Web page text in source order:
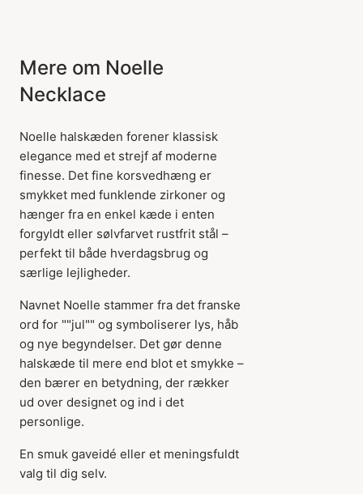
kurven
Mere om Noelle
Necklace
Noelle halskæden forener klassisk
elegance med et strejf af moderne
finesse. Det fine korsvedhæng er
smykket med funklende zirkoner og
hænger fra en enkel kæde i enten
forgyldt eller sølvfarvet rustfrit stål –
perfekt til både hverdagsbrug og
særlige lejligheder.
Navnet Noelle stammer fra det franske
ord for ""jul"" og symboliserer lys, håb
og nye begyndelser. Det gør denne
halskæde til mere end blot et smykke –
den bærer en betydning, der rækker
ud over designet og ind i det
personlige.
En smuk gaveidé eller et meningsfuldt
valg til dig selv.